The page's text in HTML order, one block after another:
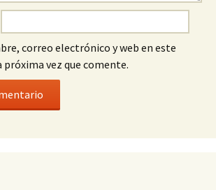
correo electrónico y web en este
próxima vez que comente.